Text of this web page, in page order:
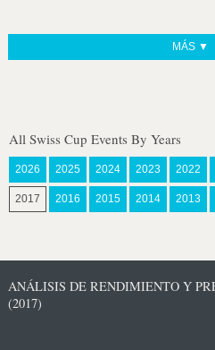
MÁS ▼
All Swiss Cup Events By Years
2026 2025 2024 2023 2022
2017 2016 2015 2014 2013
ANÁLISIS DE RENDIMIENTO Y
(2017)